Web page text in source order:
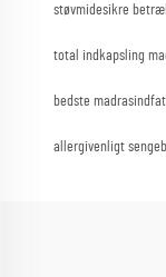
støvmidesikre
total indkapsling
bedste
allergivenligt